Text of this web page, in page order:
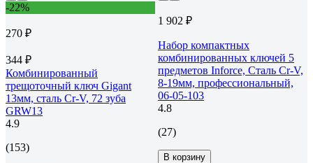
-22%
270 ₽
344 ₽
Комбинированный
трещоточный ключ Gigant
13мм, сталь Cr-V, 72 зуба
GRW13
4.9
(153)
1 902 ₽
Набор компактных
комбинированных ключей 5
предметов Inforce, Сталь Cr-V,
8-19мм, профессиональный,
06-05-103
4.8
(27)
В корзину